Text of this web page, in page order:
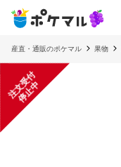
産直・通販のポケマル 果物
注
文
受
付
停
止
中